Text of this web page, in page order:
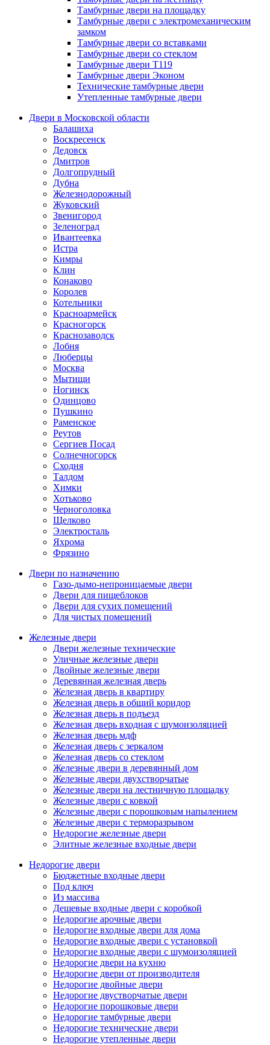
Тамбурные двери на площадку
Тамбурные двери с электромеханическим
замком
Тамбурные двери со вставками
Тамбурные двери со стеклом
Тамбурные двери Т119
Тамбурные двери Эконом
Технические тамбурные двери
Утепленные тамбурные двери
Двери в Московской области
Балашиха
Воскресенск
Дедовск
Дмитров
Долгопрудный
Дубна
Железнодорожный
Жуковский
Звенигород
Зеленоград
Ивантеевка
Истра
Кимры
Клин
Конаково
Королев
Котельники
Красноармейск
Красногорск
Краснозаводск
Лобня
Люберцы
Москва
Мытищи
Ногинск
Одинцово
Пушкино
Раменское
Реутов
Сергиев Посад
Солнечногорск
Сходня
Талдом
Химки
Хотьково
Черноголовка
Щелково
Электросталь
Яхрома
Фрязино
Двери по назначению
Газо-дымо-непроницаемые двери
Двери для пищеблоков
Двери для сухих помещений
Для чистых помещений
Железные двери
Двери железные технические
Уличные железные двери
Двойные железные двери
Деревянная железная дверь
Железная дверь в квартиру
Железная дверь в общий коридор
Железная дверь в подъезд
Железная дверь входная с шумоизоляцией
Железная дверь мдф
Железная дверь с зеркалом
Железная дверь со стеклом
Железные двери в деревянный дом
Железные двери двухстворчатые
Железные двери на лестничную площадку
Железные двери с ковкой
Железные двери с порошковым напылением
Железные двери с терморазрывом
Недорогие железные двери
Элитные железные входные двери
Недорогие двери
Бюджетные входные двери
Под ключ
Из массива
Дешевые входные двери с коробкой
Недорогие арочные двери
Недорогие входные двери для дома
Недорогие входные двери с установкой
Недорогие входные двери с шумоизоляцией
Недорогие двери на кухню
Недорогие двери от производителя
Недорогие двойные двери
Недорогие двустворчатые двери
Недорогие порошковые двери
Недорогие тамбурные двери
Недорогие технические двери
Недорогие утепленные двери